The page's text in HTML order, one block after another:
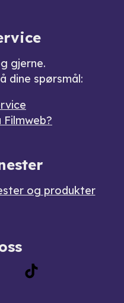
gjerne.
dine spørsmål:
Filmweb?
og produkter